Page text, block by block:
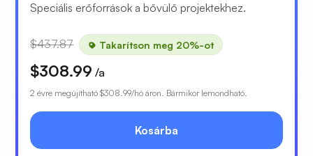
Speciális erőforrások a bővülő projektekhez.
$437.87 Takarítson meg 20%-ot
$308.99 /a
2 évre megújítható $308.99/hó áron. Bármikor lemondható.
Kosárba